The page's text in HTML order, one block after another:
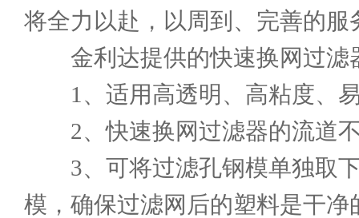
将全力以赴，以周到、完善的
金利达提供的快速换网过滤
1、适用高透明、高粘度、易
2、快速换网过滤器的流道不
3、可将过滤孔钢模单独取下
模，确保过滤网后的塑料是干净